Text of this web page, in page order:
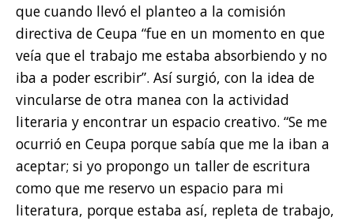
que cuando llevó el planteo a la comisión
directiva de Ceupa “fue en un momento en que
veía que el trabajo me estaba absorbiendo y no
iba a poder escribir”. Así surgió, con la idea de
vincularse de otra manea con la actividad
literaria y encontrar un espacio creativo. “Se me
ocurrió en Ceupa porque sabía que me la iban a
aceptar; si yo propongo un taller de escritura
como que me reservo un espacio para mi
literatura, porque estaba así, repleta de trabajo,